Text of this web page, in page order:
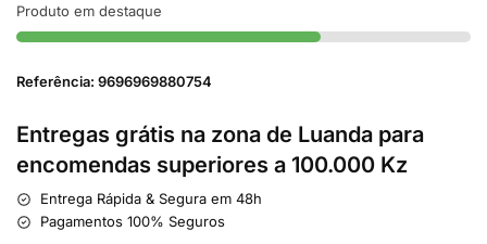
Produto em destaque
Referência: 9696969880754
Entregas grátis na zona de Luanda para
encomendas superiores a 100.000 Kz
Entrega Rápida & Segura em 48h
Pagamentos 100% Seguros